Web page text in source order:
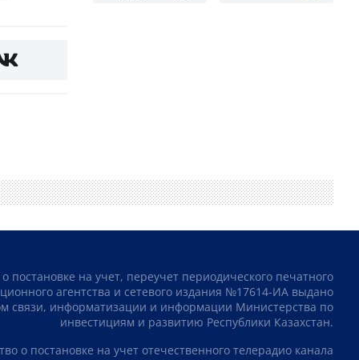
постановке на учет, переучет периодического печатного
агентства и сетевого издания №17614-ИА выдано
связи, информатизации и информации Министерства по
инвестициям и развитию Республики Казахстан.
о постановке на учет отечественного телерадио канала